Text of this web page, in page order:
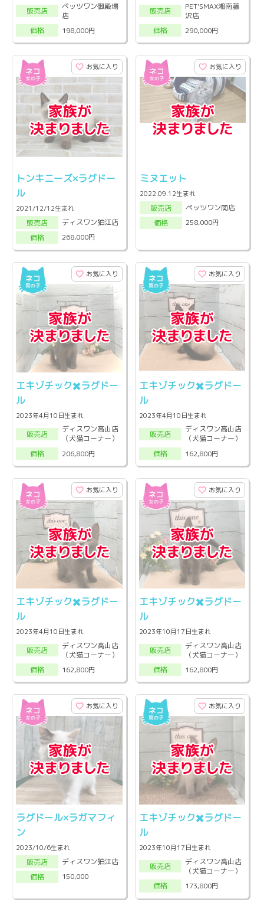
販売店
ペッツワン御殿場
店
価格
198,000円
販売店
PET'SMAX湘南藤
沢店
価格
290,000円
お気に入り
トンキニーズ×ラグドー
ル
2021/12/12生まれ
販売店
ディスワン狛江店
価格
268,000円
お気に入り
ミヌエット
2022.09.12生まれ
販売店
ペッツワン関店
価格
258,000円
お気に入り
エキゾチック✖️ラグドー
ル
2023年4月10日生まれ
販売店
ディスワン高山店
（犬猫コーナー）
価格
206,800円
お気に入り
エキゾチック✖️ラグドー
ル
2023年4月10日生まれ
販売店
ディスワン高山店
（犬猫コーナー）
価格
162,800円
お気に入り
エキゾチック✖️ラグドー
ル
2023年4月10日生まれ
販売店
ディスワン高山店
（犬猫コーナー）
価格
162,800円
お気に入り
エキゾチック✖️ラグドー
ル
2023年10月17日生まれ
販売店
ディスワン高山店
（犬猫コーナー）
価格
162,800円
お気に入り
ラグドール×ラガマフィ
ン
2023/10/6生まれ
販売店
ディスワン狛江店
価格
150,000
お気に入り
エキゾチック✖️ラグドー
ル
2023年10月17日生まれ
販売店
ディスワン高山店
（犬猫コーナー）
価格
173,800円